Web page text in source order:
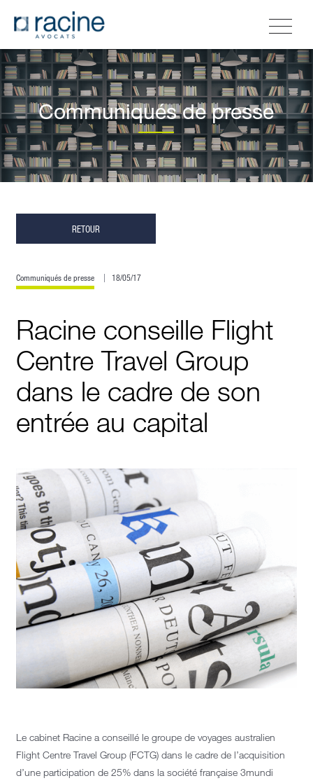
Communiqués de presse
RETOUR
Communiqués de presse 18/05/17
Racine conseille Flight
Centre Travel Group
dans le cadre de son
entrée au capital
Le cabinet Racine a conseillé le groupe de voyages australien
Flight Centre Travel Group (FCTG) dans le cadre de l’acquisition
d’une participation de 25% dans la société française 3mundi